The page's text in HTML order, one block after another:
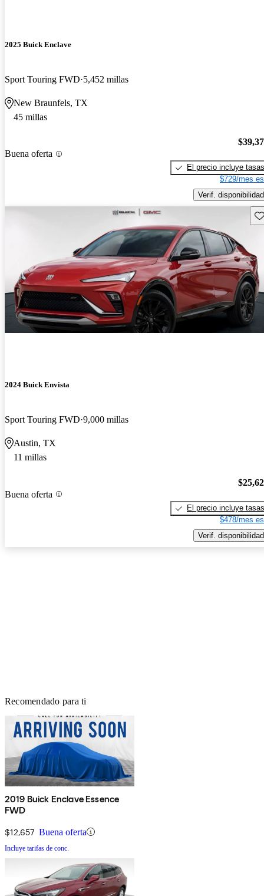
2025 Buick Enclave
Sport Touring FWD 5,452 millas
New Braunfels, TX
45 millas
Buena oferta
El precio incluye tasas
$729/mes
Verif. disponibilidad
2024 Buick Envista
Sport Touring FWD 9,000 millas
Austin, TX
11 millas
Buena oferta
El precio incluye tasas
$478/mes
Verif. disponibilidad
Recomendado para ti
2019 Buick Enclave Essence
FWD
$12,657 Buena oferta
Incluye tarifas de conc.